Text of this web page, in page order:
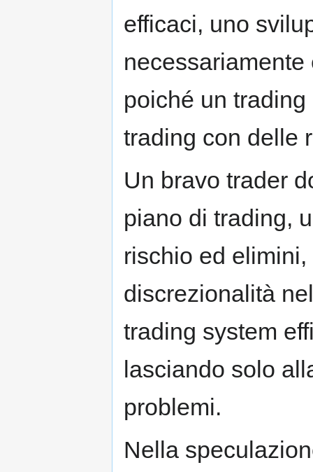
efficaci, uno
poiché un
trading con delle
Un bravo trader
piano di trading,
rischio ed
discrezionalità
trading system
lasciando solo
problemi.
Nella